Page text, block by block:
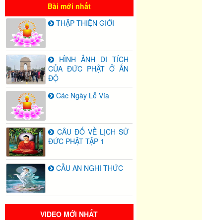
Bài mới nhất
THẬP THIỆN GIỚI
HÌNH ẢNH DI TÍCH
CỦA ĐỨC PHẬT Ở ẤN
ĐỘ
Các Ngày Lễ Vía
CÂU ĐỐ VỀ LỊCH SỬ
ĐỨC PHẬT TẬP 1
CẦU AN NGHI THỨC
VIDEO MỚI NHẤT